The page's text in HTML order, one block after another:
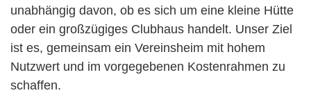
unabhängig davon, ob es sich um eine kleine Hütte
oder ein großzügiges Clubhaus handelt. Unser Ziel
ist es, gemeinsam ein Vereinsheim mit hohem
Nutzwert und im vorgegebenen Kostenrahmen zu
schaffen.